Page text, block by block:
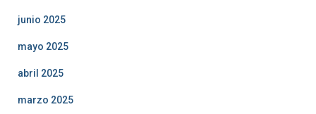
junio 2025
mayo 2025
abril 2025
marzo 2025